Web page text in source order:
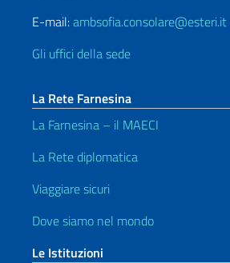
E-mail:ambsofia.consolare@esteri.it
Gli uffici della sede
La Rete Farnesina
La Farnesina – il MAECI
La Rete diplomatica
Viaggiare sicuri
Dove siamo nel mondo
Le Istituzioni